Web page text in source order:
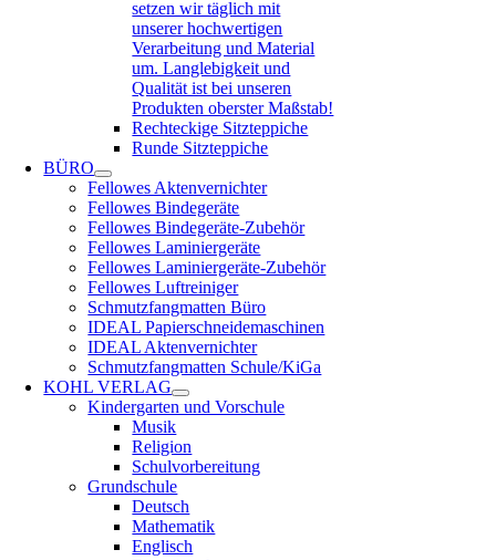
setzen wir täglich mit
unserer hochwertigen
Verarbeitung und Material
um. Langlebigkeit und
Qualität ist bei unseren
Produkten oberster Maßstab!
Rechteckige Sitzteppiche
Runde Sitzteppiche
BÜRO
Fellowes Aktenvernichter
Fellowes Bindegeräte
Fellowes Bindegeräte-Zubehör
Fellowes Laminiergeräte
Fellowes Laminiergeräte-Zubehör
Fellowes Luftreiniger
Schmutzfangmatten Büro
IDEAL Papierschneidemaschinen
IDEAL Aktenvernichter
Schmutzfangmatten Schule/KiGa
KOHL VERLAG
Kindergarten und Vorschule
Musik
Religion
Schulvorbereitung
Grundschule
Deutsch
Mathematik
Englisch